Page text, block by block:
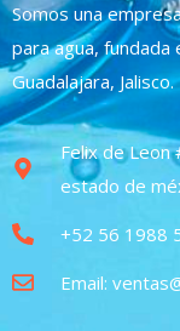
Somos una
para agua, fundada
Guadalajara, Jalisco.
Felix de Leon
estado de
+52 56 1988
Email: